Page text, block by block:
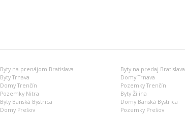
Byty na prenájom Bratislava Byty na predaj Bratislava
Byty Trnava
Domy Trnava
Domy Trenčín
Pozemky Trenčín
Pozemky Nitra
Byty Žilina
Byty Banská Bystrica
Domy Banská Bystrica
Domy Prešov
Pozemky Prešov